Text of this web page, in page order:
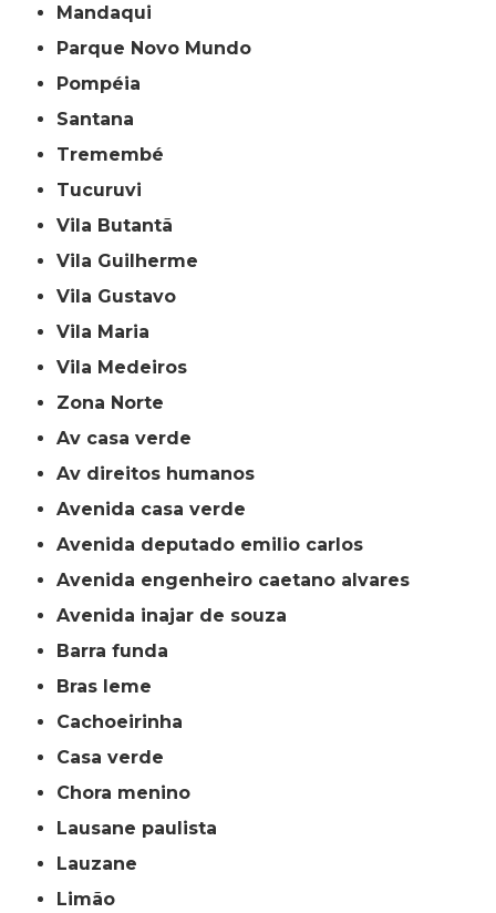
Mandaqui
Parque Novo Mundo
Pompéia
Santana
Tremembé
Tucuruvi
Vila Butantã
Vila Guilherme
Vila Gustavo
Vila Maria
Vila Medeiros
Zona Norte
av casa verde
av direitos humanos
avenida casa verde
avenida deputado emilio carlos
avenida engenheiro caetano alvares
avenida inajar de souza
barra funda
bras leme
cachoeirinha
casa verde
chora menino
lausane paulista
lauzane
limão